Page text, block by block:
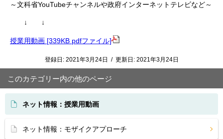
～文科省YouTubeチャンネルや政府インターネットテレビなど～
↓ ↓
授業用動画 [339KB pdfファイル]
登録日: 2021年3月24日 / 更新日: 2021年3月24日
このカテゴリー内の他のページ
ネット情報：授業用動画
ネット情報：モザイクアプローチ